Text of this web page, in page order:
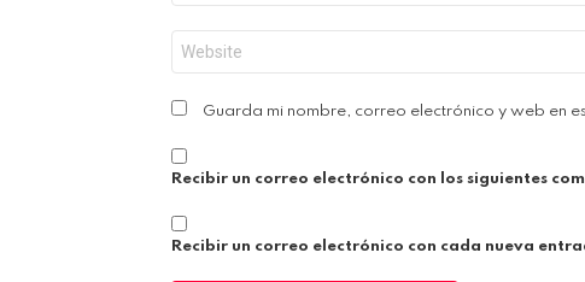
*
Guarda mi nombre, correo electrónico y web en
Recibir un correo electrónico con los siguientes
Recibir un correo electrónico con cada nueva